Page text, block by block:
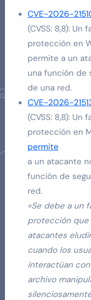
CVE-2026-
(CVSS: 8,8): Un
protección en
permite a un
una función de
de una red.
CVE-2026-
(CVSS: 8,8): Un
protección en
permite
a un atacante
función de
red.
«Se debe a un
protección que
atacantes
cuando los
interactúan
archivo